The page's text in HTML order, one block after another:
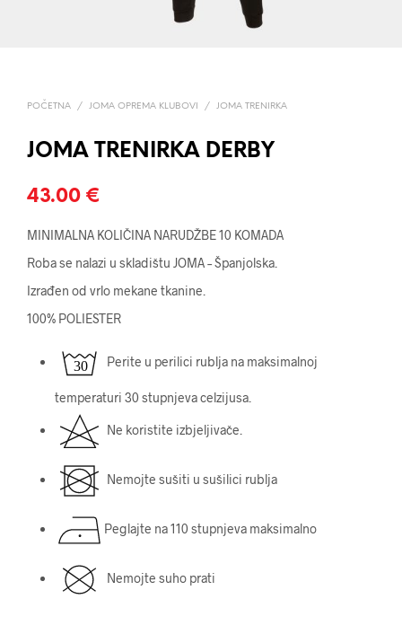
POČETNA / JOMA OPREMA KLUBOVI / JOMA TRENIRKA
JOMA TRENIRKA DERBY
43.00 €
MINIMALNA KOLIČINA NARUDŽBE 10 KOMADA
Roba se nalazi u skladištu JOMA – Španjolska.
Izrađen od vrlo mekane tkanine.
100% POLIESTER
Perite u perilici rublja na maksimalnoj
temperaturi 30 stupnjeva celzijusa.
Ne koristite izbjeljivače.
Nemojte sušiti u sušilici rublja
Peglajte na 110 stupnjeva maksimalno
Nemojte suho prati